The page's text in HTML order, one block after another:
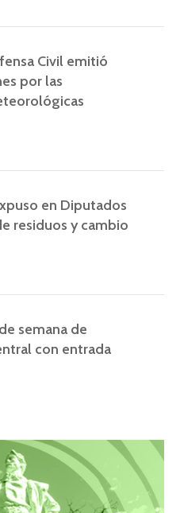
Civil emitió
por las
en Diputados
residuos y cambio
semana de
con entrada